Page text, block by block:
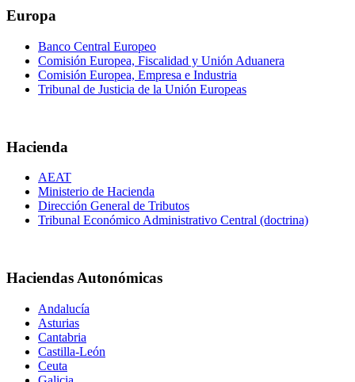
Europa
Banco Central Europeo
Comisión Europea, Fiscalidad y Unión Aduanera
Comisión Europea, Empresa e Industria
Tribunal de Justicia de la Unión Europeas
Hacienda
AEAT
Ministerio de Hacienda
Dirección General de Tributos
Tribunal Económico Administrativo Central (doctrina)
Haciendas Autonómicas
Andalucía
Asturias
Cantabria
Castilla-León
Ceuta